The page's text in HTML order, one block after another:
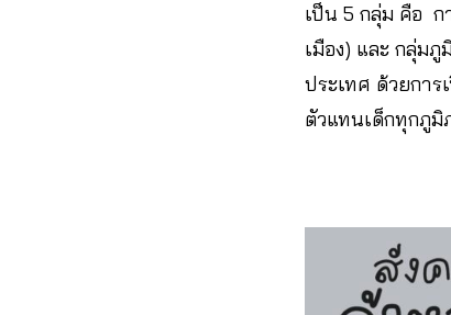
เป็น 5 กลุ่ม คือ ก
เมือง) และ กลุ่ม
ประเทศ ด้วยการ
ตัวแทนเด็กทุกภูมิ